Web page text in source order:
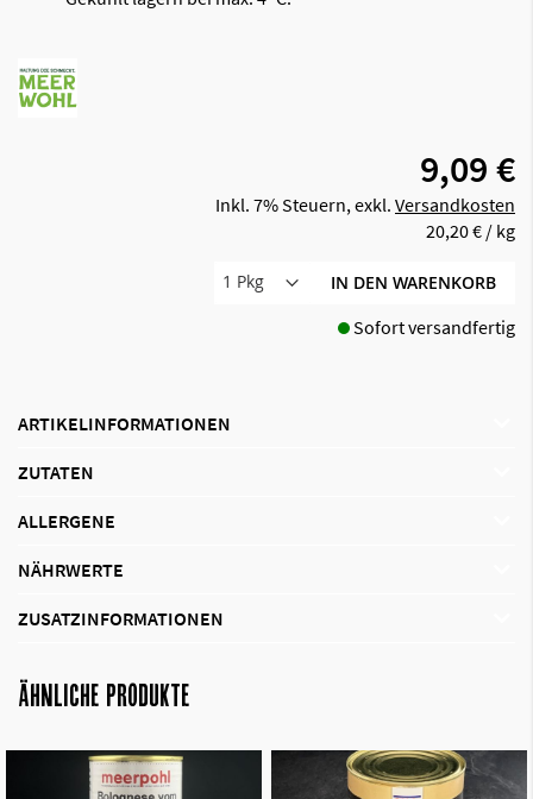
9,09 €
Inkl. 7% Steuern, exkl. Versandkosten
20,20 € / kg
IN DEN WARENKORB
Sofort versandfertig
ARTIKELINFORMATIONEN
ZUTATEN
ALLERGENE
NÄHRWERTE
ZUSATZINFORMATIONEN
ÄHNLICHE PRODUKTE